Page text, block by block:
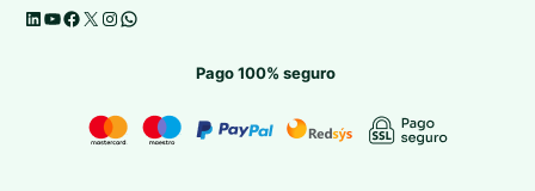
Pago 100% seguro